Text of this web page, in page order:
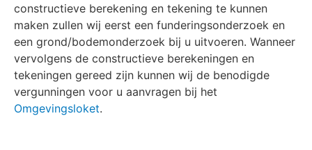
constructieve berekening en tekening te kunnen
maken zullen wij eerst een funderingsonderzoek en
een grond/bodemonderzoek bij u uitvoeren. Wanneer
vervolgens de constructieve berekeningen en
tekeningen gereed zijn kunnen wij de benodigde
vergunningen voor u aanvragen bij het
Omgevingsloket.